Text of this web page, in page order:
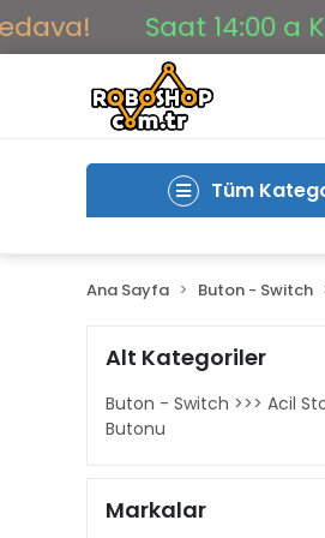
Saat 14:00 a
Tüm
Ana Sayfa Buton - Switch
Alt Kategoriler
Buton - Switch >>> Acil
Butonu
Markalar